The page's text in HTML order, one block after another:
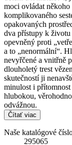
moci ovládat
komplikovaného
opakovaných
dva přístupy k
opevněný proti
a to „nenormální“.
nevyřčené a vnitřně
dlouholetý trest
skutečností ji
minulost i
hlubokou,
odvážnou.
Čítať viac
Naše katalógové
295065